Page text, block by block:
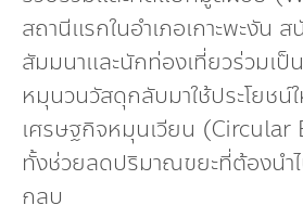
สถานีแรกในอำเภอเกาะพะงัน
สัมมนาและนักท่องเที่ยวร่วมเป็
หมุนวนวัสดุกลับมาใช้ประโยชน์
เศรษฐกิจหมุนเวียน (Circular
ทั้งช่วยลดปริมาณขยะที่ต้องนำ
กลบ